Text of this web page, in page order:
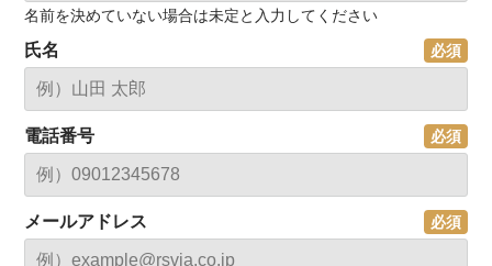
名前を決めていない場合は未定と入力してください
氏名
電話番号
メールアドレス